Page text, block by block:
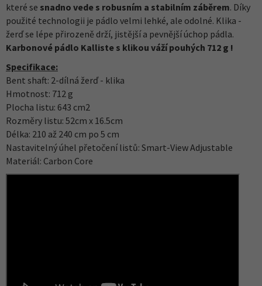
které se snadno vede s robusním a stabilním záběrem. Díky
použité technologii je pádlo velmi lehké, ale odolné. Klika -
žerď se lépe přirozeně drží, jistější a pevnější úchop pádla.
Karbonové pádlo Kalliste s klikou váží pouhých 712 g !
Specifikace:
Bent shaft: 2-dílná žerď - klika
Hmotnost: 712 g
Plocha listu: 643 cm2
Rozměry listu: 52cm x 16.5cm
Délka: 210 až 240 cm po 5 cm
Nastavitelný úhel přetočení listů: Smart-View Adjustable
Materiál: Carbon Core